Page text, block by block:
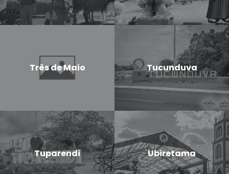
Três de Maio Tucunduva
Tuparendi Ubiretama